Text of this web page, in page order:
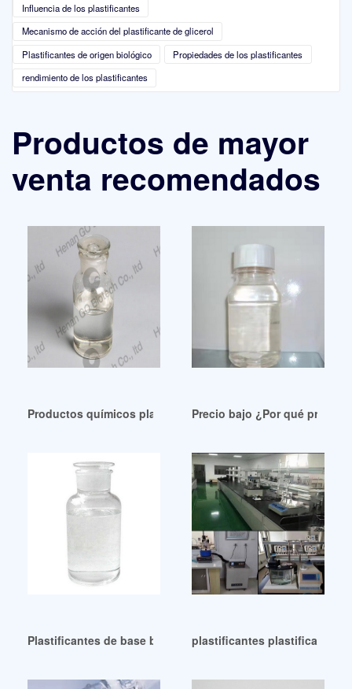
Influencia de los plastificantes
Mecanismo de acción del plastificante de glicerol
Plastificantes de origen biológico
Propiedades de los plastificantes
rendimiento de los plastificantes
Productos de mayor
venta recomendados
Productos químicos plastificantes cosméticos de grado
Precio bajo ¿Por qué
Plastificantes de base biológica de gran venta
plastificantes plastificantes